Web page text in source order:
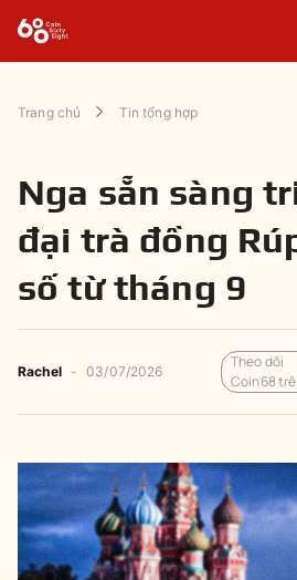
Trang chủ Tin tổng hợp
Nga sẵn sàng
đại trà đồng
số từ tháng 9
Rachel - 03/07/2026
Theo dõi
Coin68